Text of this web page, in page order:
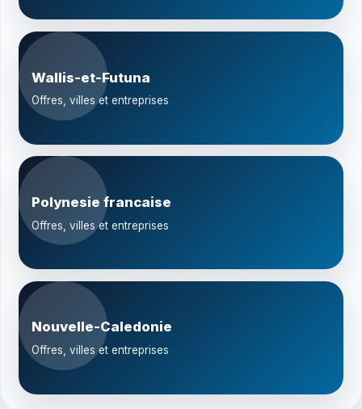
Wallis-et-Futuna
Offres, villes et entreprises
Polynesie francaise
Offres, villes et entreprises
Nouvelle-Caledonie
Offres, villes et entreprises